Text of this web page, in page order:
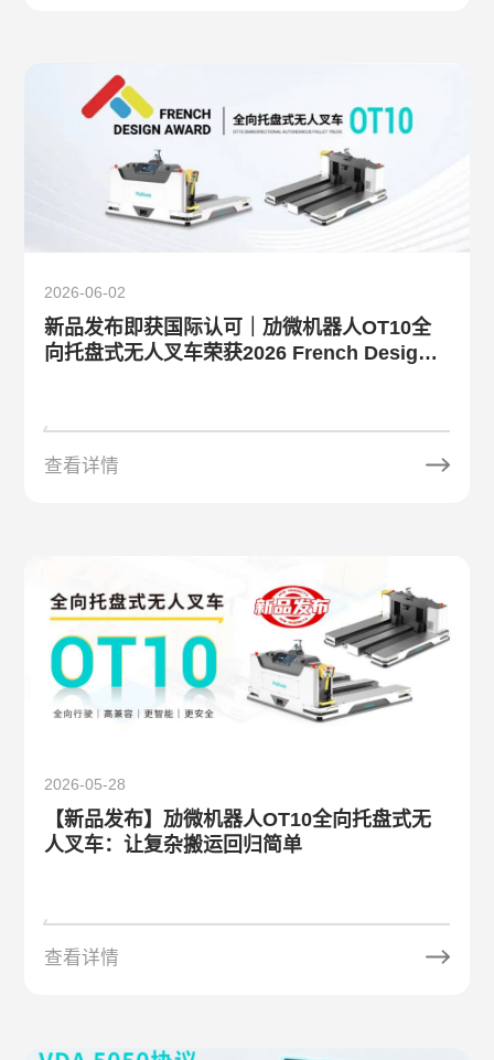
2026-06-02
新品发布即获国际认可｜劢微机器人OT10全
向托盘式无人叉车荣获2026 French Design
查看详情
2026-05-28
【新品发布】劢微机器人OT10全向托盘式无
人叉车：让复杂搬运回归简单
查看详情